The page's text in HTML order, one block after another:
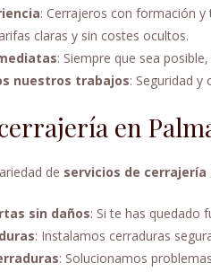
: Cerrajeros con formación y
claras y sin costes ocultos.
: Siempre que sea
nuestros trabajos: Seguridad y
en
de servicios de cerrajería
sin daños: Si te has quedado
: Instalamos cerraduras
: Solucionamos